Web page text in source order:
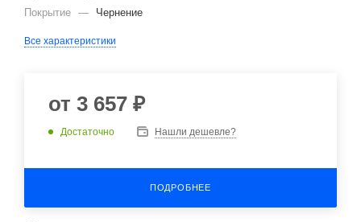
Покрытие — Чернение
Все характеристики
от 3 657 ₽
Достаточно Нашли дешевле?
ПОДРОБНЕЕ